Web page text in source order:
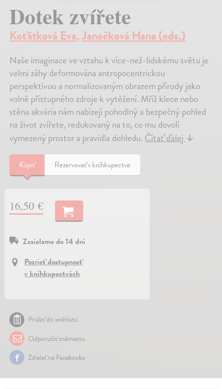
Dotek zvířete
Koťátková Eva,Janečková Hana (eds.)
Naše imaginace ve vztahu k více-než-lidskému světu je
velmi záhy deformována antropocentrickou
perspektivou a normalizovaným obrazem přírody jako
volně přístupného zdroje k vytěžení. Mříž klece nebo
stěna akvária nám nabízejí pohodlný a bezpečný pohled
na život zvířete, redukovaný na to, co mu dovolí
vymezený prostor a pravidla dohledu.Čítať ďalej↓
Kúpiť Rezervovať v kníhkupectve
16,50 €
Zasielame do 14 dní
Pozrieť dostupnosť
v kníhkupectvách
Pridať do wishlistu
Odporučiť známemu
Zdielať na Facebooku